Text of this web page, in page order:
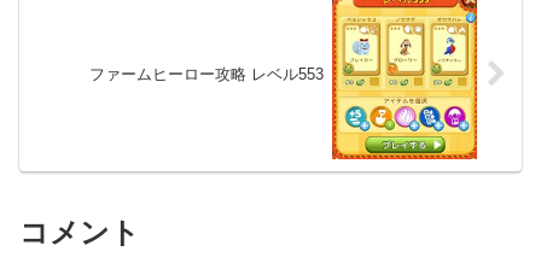
ファームヒーロー攻略 レベル553
コメント